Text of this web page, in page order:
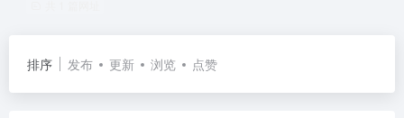
排序 发布 更新 浏览 点赞